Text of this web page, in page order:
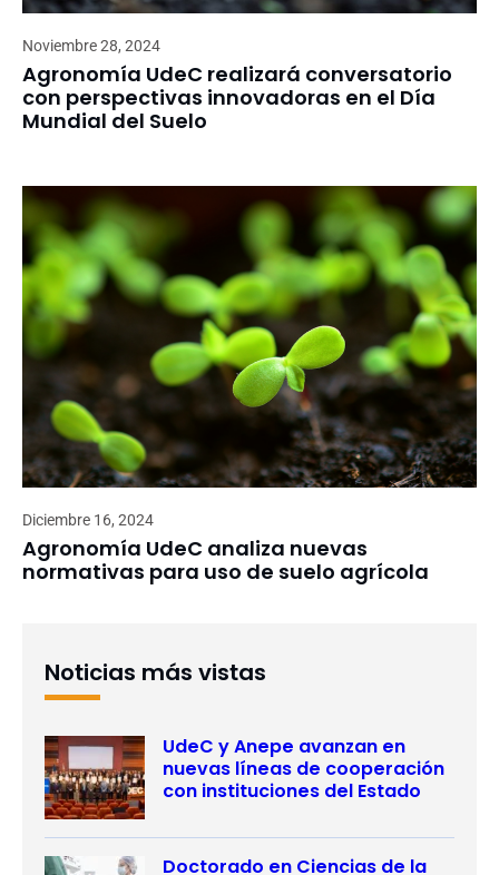
Noviembre 28, 2024
Agronomía UdeC realizará conversatorio
con perspectivas innovadoras en el Día
Mundial del Suelo
Diciembre 16, 2024
Agronomía UdeC analiza nuevas
normativas para uso de suelo agrícola
Noticias más vistas
UdeC y Anepe avanzan en
nuevas líneas de cooperación
con instituciones del Estado
Doctorado en Ciencias de la